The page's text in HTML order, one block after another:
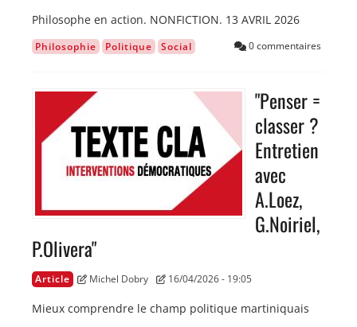
Philosophe en action. NONFICTION. 13 AVRIL 2026
Philosophie Politique Social 0 commentaires
"Penser =
classer ?
Entretien
avec
A.Loez,
G.Noiriel,
P.Olivera"
Article Michel Dobry 16/04/2026 - 19:05
Mieux comprendre le champ politique martiniquais